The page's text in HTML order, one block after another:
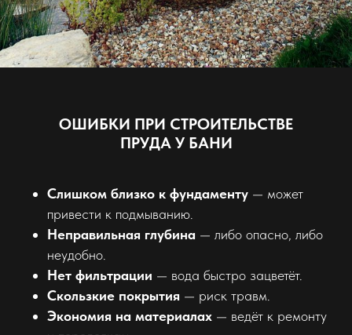
ОШИБКИ ПРИ СТРОИТЕЛЬСТВЕ
ПРУДА У БАНИ
Слишком близко к фундаменту — может
привести к подмыванию.
Неправильная глубина — либо опасно, либо
неудобно.
Нет фильтрации — вода быстро зацветёт.
Скользкие покрытия — риск травм.
Экономия на материалах — ведёт к ремонту